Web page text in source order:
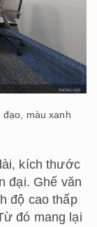
màu xanh
kích thước
đại. Ghế văn
độ cao thấp
đó mang lại